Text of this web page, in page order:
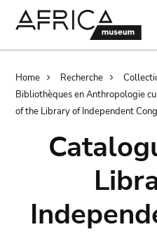
Home Recherche
Bibliothèques en Anthropologie
of the Library of Independent